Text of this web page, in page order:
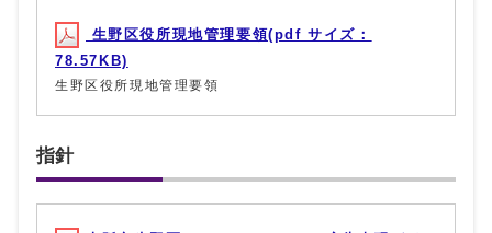
生野区役所現地管理要領(pdf サイズ：
78.57KB)
生野区役所現地管理要領
指針